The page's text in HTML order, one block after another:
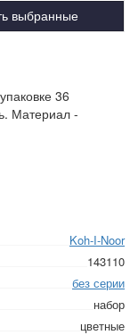
выбранные
36
Материал -
Koh-I-Noor
143110
без серии
набор
цветные